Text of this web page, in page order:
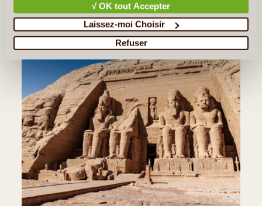
√ OK tout Accepter
Laissez-moi Choisir
Refuser